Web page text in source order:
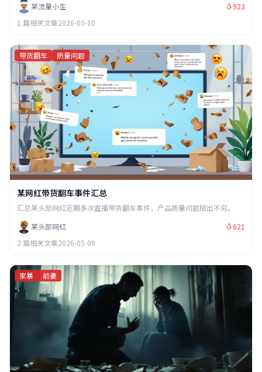
某流量小生
923
1 篇相关文章2026-05-10
带货翻车 质量问题
某网红带货翻车事件汇总
汇总某头部网红近期多次直播带货翻车事件，产品质量问题层出不穷。
某头部网红
621
2 篇相关文章2026-05-09
家暴 前妻